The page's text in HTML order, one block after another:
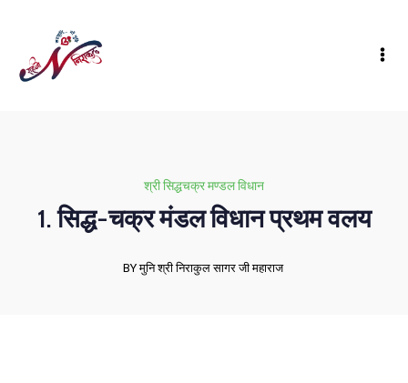
श्री सिद्धचक्र मण्डल विधान
1. सिद्ध-चक्र मंडल विधान प्रथम वलय
BY मुनि श्री निराकुल सागर जी महाराज